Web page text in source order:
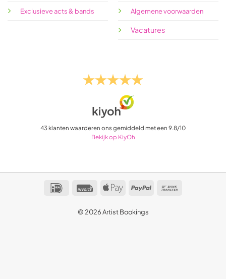
Exclusieve acts & bands Algemene voorwaarden
Vacatures
43 klanten waarderen ons gemiddeld met een 9.8/10
Bekijk op KiyOh
© 2026 Artist Bookings
IDeal Invoice Apple
PayPal